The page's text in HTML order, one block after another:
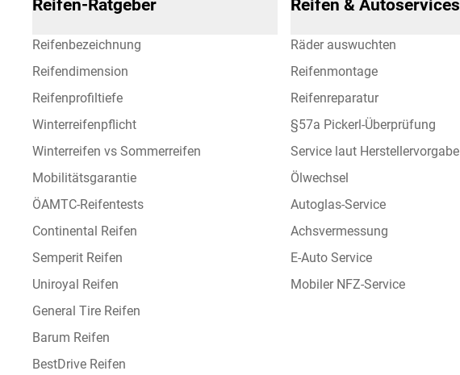
Reifen-Ratgeber
Reifenbezeichnung
Reifendimension
Reifenprofiltiefe
Winterreifenpflicht
Winterreifen vs Sommerreifen
Mobilitätsgarantie
ÖAMTC-Reifentests
Continental Reifen
Semperit Reifen
Uniroyal Reifen
General Tire Reifen
Barum Reifen
BestDrive Reifen
Reifen & Autoservices
Räder auswuchten
Reifenmontage
Reifenreparatur
§57a Pickerl-Überprüfung
Service laut Herstellervorgabe
Ölwechsel
Autoglas-Service
Achsvermessung
E-Auto Service
Mobiler NFZ-Service